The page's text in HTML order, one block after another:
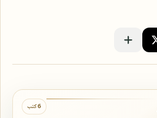
6 كتب